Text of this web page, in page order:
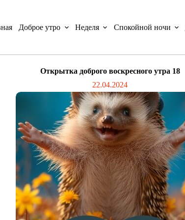
Доброе утро Неделя Спокойной ночи
Открытка доброго воскресного утра 18
22.04.2024